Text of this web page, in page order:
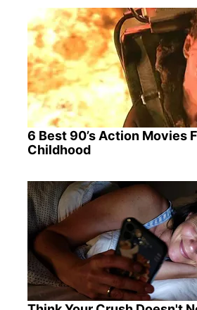
6 Best 90’s Action Movies
Childhood